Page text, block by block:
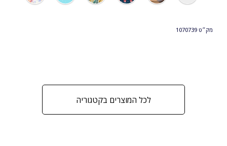
מק״ט1070739
לכל המוצרים בקטגוריה